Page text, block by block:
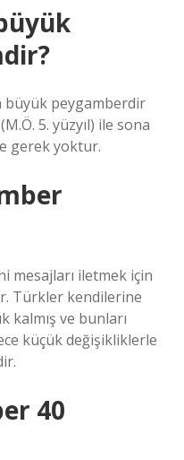
büyük peygamberdir
5. yüzyıl) ile sona
gerek yoktur.
mesajları iletmek için
Türkler kendilerine
kalmış ve bunları
küçük değişikliklerle
40